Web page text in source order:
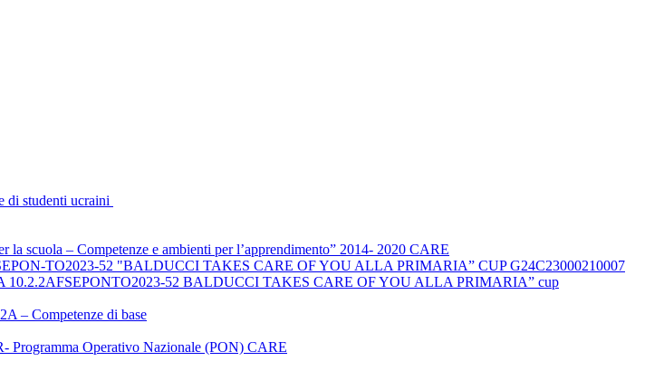
di studenti ucraini
scuola – Competenze e ambienti per l’apprendimento” 2014- 2020 CARE
TO2023-52 "BALDUCCI TAKES CARE OF YOU ALLA PRIMARIA” CUP G24C23000210007
10.2.2AFSEPONTO2023-52 BALDUCCI TAKES CARE OF YOU ALLA PRIMARIA” cup
– Competenze di base
Operativo Nazionale (PON) CARE